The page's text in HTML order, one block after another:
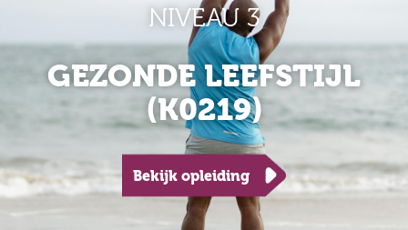
NIVEAU 3
GEZONDE LEEFSTIJL
(K0219)
Bekijk opleiding